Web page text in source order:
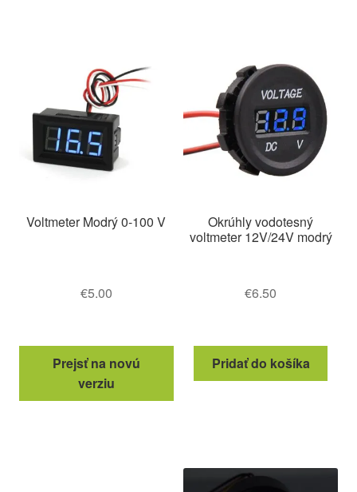
Voltmeter Modrý 0-100 V
€5.00
Prejsť na novú
verziu
Okrúhly vodotesný
voltmeter 12V/24V modrý
€6.50
Pridať do košíka